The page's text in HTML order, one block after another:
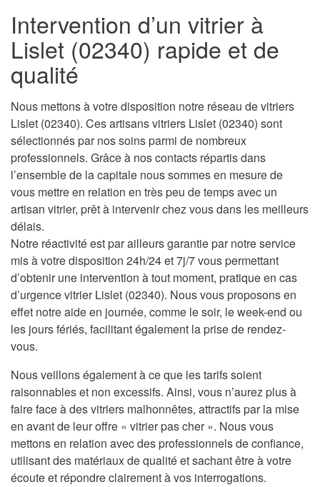
Intervention d’un vitrier à
Lislet (02340) rapide et de
qualité
Nous mettons à votre disposition notre réseau de vitriers
Lislet (02340). Ces artisans vitriers Lislet (02340) sont
sélectionnés par nos soins parmi de nombreux
professionnels. Grâce à nos contacts répartis dans
l’ensemble de la capitale nous sommes en mesure de
vous mettre en relation en très peu de temps avec un
artisan vitrier, prêt à intervenir chez vous dans les meilleurs
délais.
Notre réactivité est par ailleurs garantie par notre service
mis à votre disposition 24h/24 et 7j/7 vous permettant
d’obtenir une intervention à tout moment, pratique en cas
d’urgence vitrier Lislet (02340). Nous vous proposons en
effet notre aide en journée, comme le soir, le week-end ou
les jours fériés, facilitant également la prise de rendez-
vous.
Nous veillons également à ce que les tarifs soient
raisonnables et non excessifs. Ainsi, vous n’aurez plus à
faire face à des vitriers malhonnêtes, attractifs par la mise
en avant de leur offre « vitrier pas cher ». Nous vous
mettons en relation avec des professionnels de confiance,
utilisant des matériaux de qualité et sachant être à votre
écoute et répondre clairement à vos interrogations.